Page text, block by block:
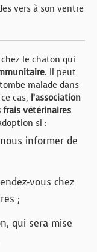
vers à son ventre
le chaton qui
. Il peut
malade dans
cas, l’association
frais vétérinaires
si :
informer de
vous chez
;
qui sera mise